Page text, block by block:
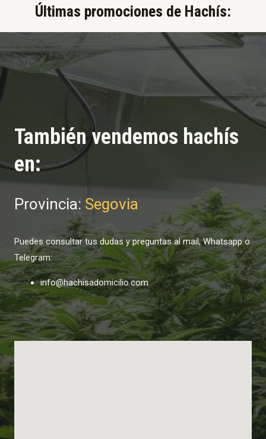
Últimas promociones de Hachís:​
También vendemos hachís
en:
Provincia: Segovia
Puedes consultar tus dudas y preguntas al mail, Whatsapp o
Telegram:
info@hachisadomicilio.com